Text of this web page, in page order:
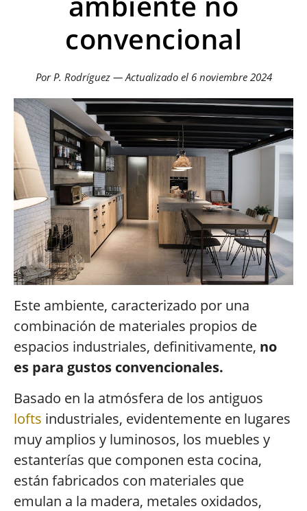
convencional
Por P. Rodríguez — Actualizado el 6 noviembre 2024
Este ambiente, caracterizado por una
combinación de materiales propios de
espacios industriales, definitivamente, no
es para gustos convencionales.
Basado en la atmósfera de los antiguos
lofts industriales, evidentemente en lugares
muy amplios y luminosos, los muebles y
estanterías que componen esta cocina,
están fabricados con materiales que
emulan a la madera, metales oxidados,